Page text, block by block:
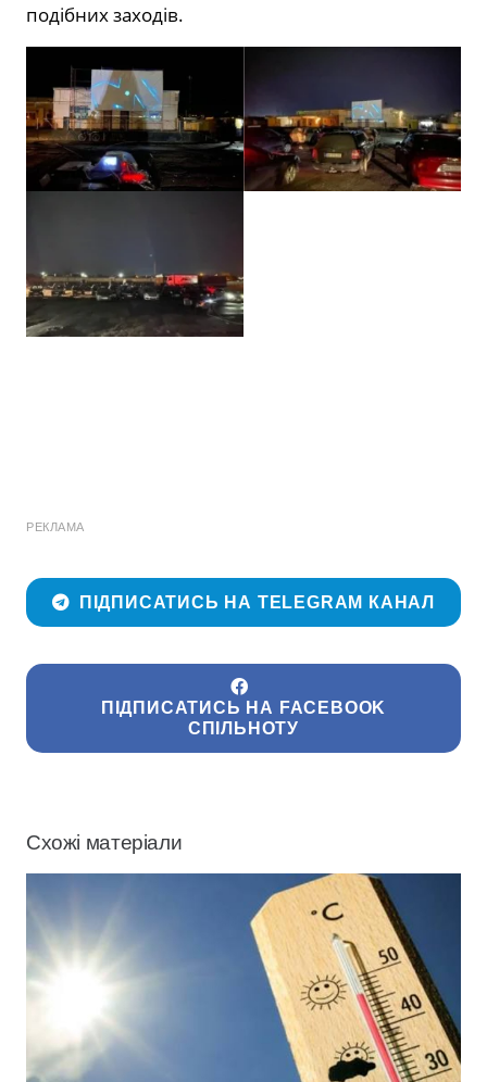
подібних заходів.
РЕКЛАМА
ПІДПИСАТИСЬ НА TELEGRAM КАНАЛ
ПІДПИСАТИСЬ НА FACEBOOK
СПІЛЬНОТУ
Схожі матеріали